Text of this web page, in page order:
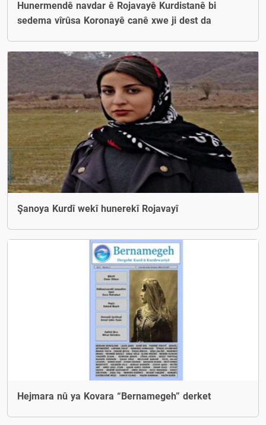
Hunermendê navdar ê Rojavayê Kurdistanê bi
sedema vîrûsa Koronayê canê xwe ji dest da
Şanoya Kurdî wekî hunerekî Rojavayî
Hejmara nû ya Kovara “Bernamegeh” derket